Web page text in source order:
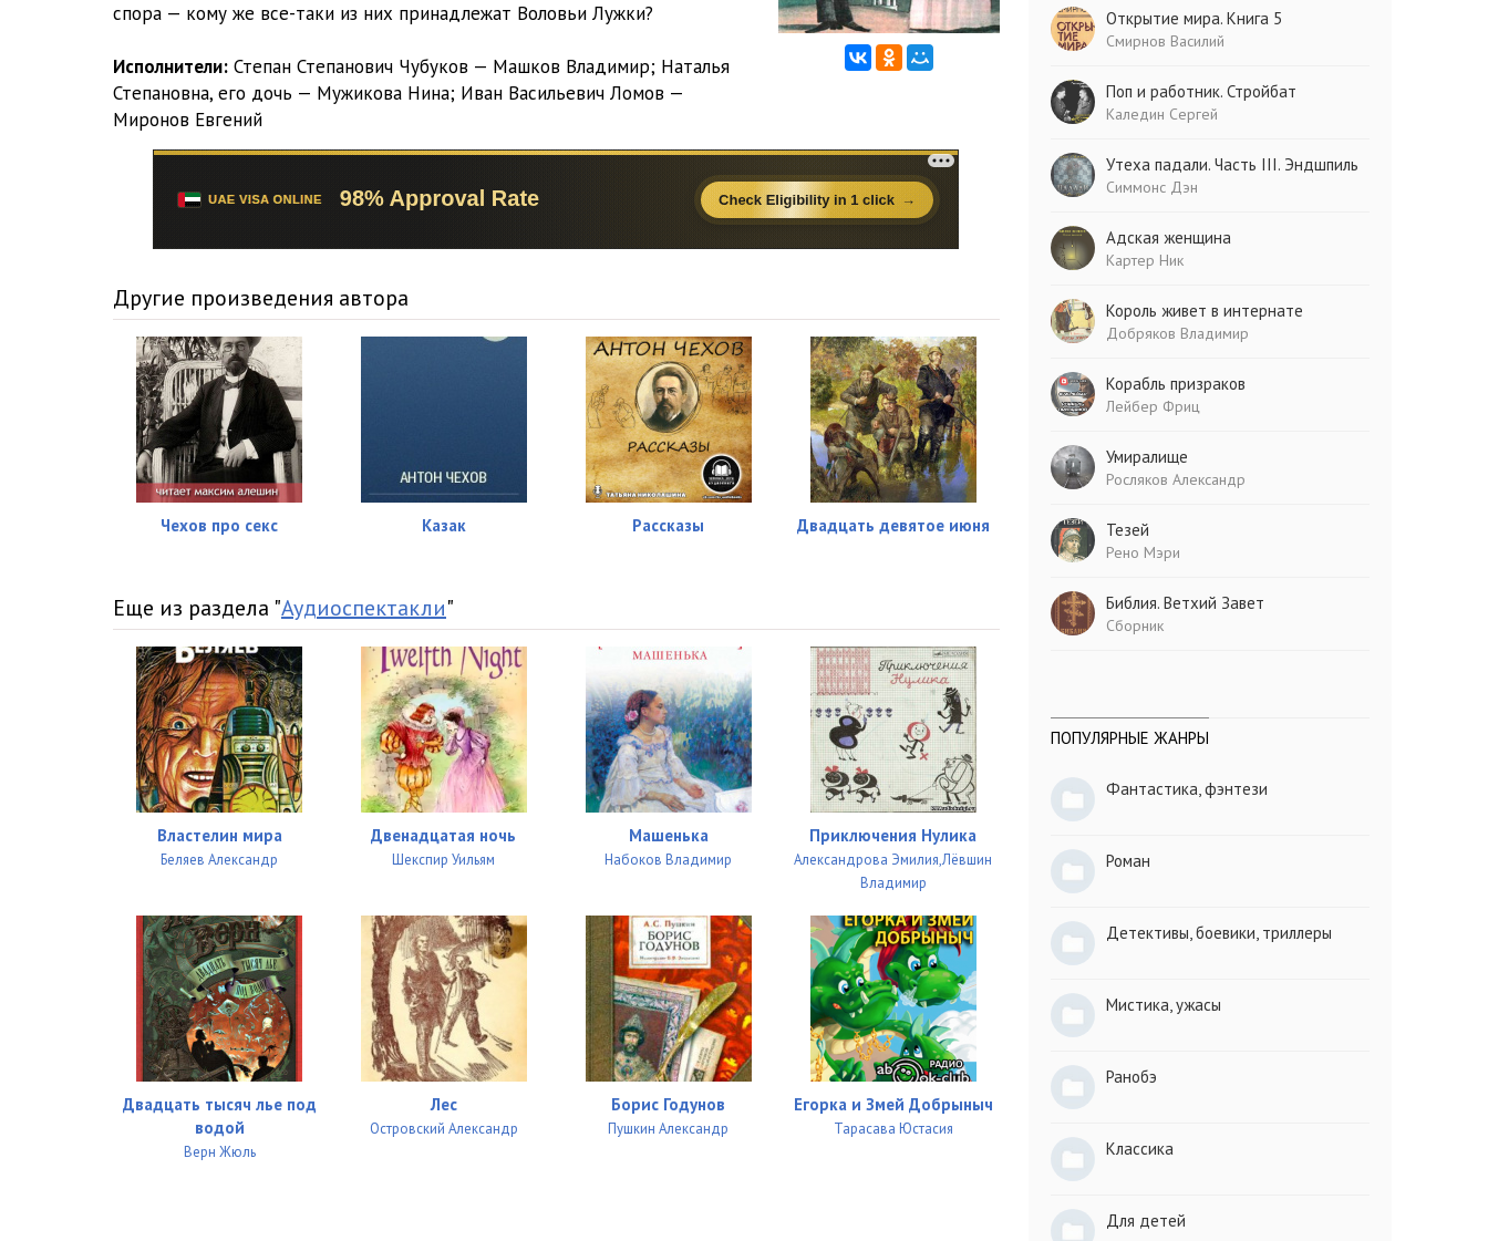
спора — кому же все-таки из них принадлежат Воловьи Лужки?
Исполнители: Степан Степанович Чубуков — Машков Владимир; Наталья
Степановна, его дочь — Мужикова Нина; Иван Васильевич Ломов —
Миронов Евгений
Другие произведения автора
Чехов про секс Казак Рассказы Двадцать девятое июня
Еще из раздела "Аудиоспектакли"
Властелин мира
Беляев Александр
Двенадцатая ночь
Шекспир Уильям
Машенька
Набоков Владимир
Приключения Нулика
Александрова Эмилия,Лёвшин
Владимир
Двадцать тысяч лье под
водой
Верн Жюль
Лес
Островский Александр
Борис Годунов
Пушкин Александр
Егорка и Змей Добрыныч
Тарасава Юстасия
Открытие мира. Книга 5
Смирнов Василий
Поп и работник. Стройбат
Каледин Сергей
Утеха падали. Часть III. Эндшпиль
Симмонс Дэн
Адская женщина
Картер Ник
Король живет в интернате
Добряков Владимир
Корабль призраков
Лейбер Фриц
Умиралище
Росляков Александр
Тезей
Рено Мэри
Библия. Ветхий Завет
Сборник
ПОПУЛЯРНЫЕ ЖАНРЫ
Фантастика, фэнтези
Роман
Детективы, боевики, триллеры
Мистика, ужасы
Ранобэ
Классика
Для детей